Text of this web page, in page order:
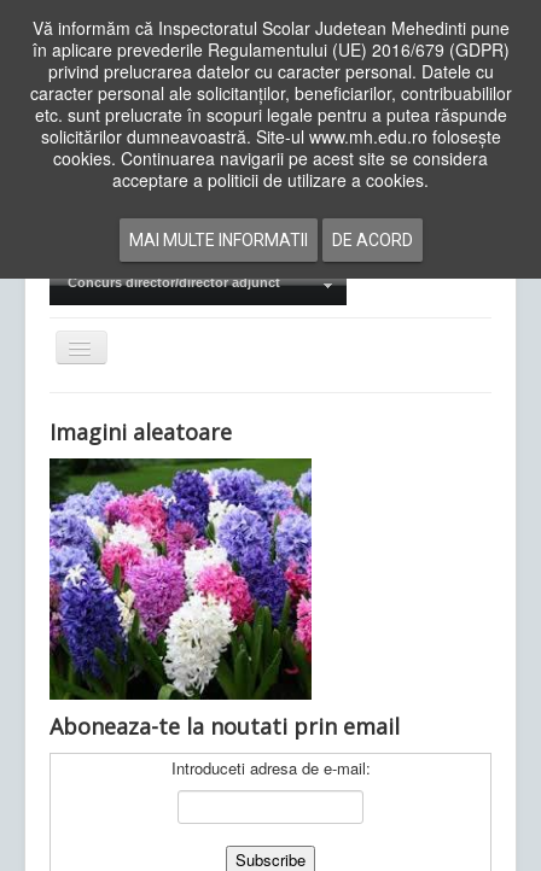
Vă informăm că Inspectoratul Scolar Judetean Mehedinti pune
în aplicare prevederile Regulamentului (UE) 2016/679 (GDPR)
privind prelucrarea datelor cu caracter personal. Datele cu
caracter personal ale solicitanților, beneficiarilor, contribuabililor
etc. sunt prelucrate în scopuri legale pentru a putea răspunde
solicitărilor dumneavoastră. Site-ul www.mh.edu.ro folosește
cookies. Continuarea navigarii pe acest site se considera
acceptare a politicii de utilizare a cookies.
MAI MULTE INFORMATII DE ACORD
Cauta
in
siteAcasa Cadre Didactice
Examene Naționale
Concurs director/director adjunct
Comută
navigarea
Ultimele articole: Vi, 04.11.2022 -
Județean Mehedinți
Imagini aleatoare
Aboneaza-te la noutati prin email
Introduceti adresa de e-mail: